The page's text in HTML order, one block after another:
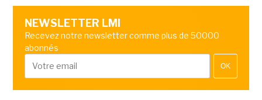
NEWSLETTER LMI
Recevez notre newsletter comme plus de 50000
abonnés
OK